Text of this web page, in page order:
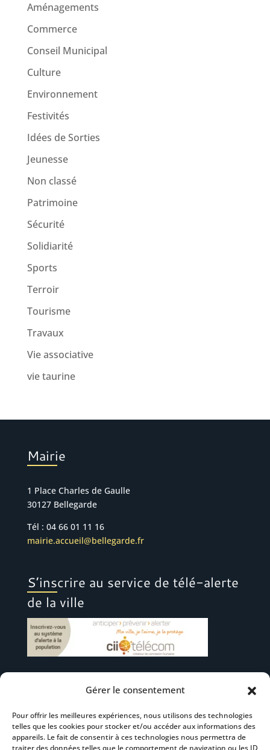
Gérer le consentement
Pour offrir les meilleures expériences, nous utilisons des technologies
telles que les cookies pour stocker et/ou accéder aux informations des
appareils. Le fait de consentir à ces technologies nous permettra de
traiter des données telles que le comportement de navigation ou les ID
Aménagements
Commerce
Conseil Municipal
Culture
Environnement
Festivités
Idées de Sorties
Jeunesse
Non classé
Patrimoine
Sécurité
Solidiarité
Sports
Terroir
Tourisme
Travaux
Vie associative
vie taurine
Mairie
1 Place Charles de Gaulle
30127 Bellegarde
Tél : 04 66 01 11 16
mairie.accueil@bellegarde.fr
S’inscrire au service de télé-alerte
de la ville
Suivez-nous